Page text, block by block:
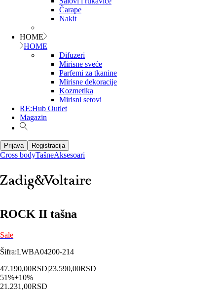
Čarape
Nakit
HOME
HOME
Difuzeri
Mirisne sveće
Parfemi za tkanine
Mirisne dekoracije
Kozmetika
Mirisni setovi
RE:Hub Outlet
Magazin
Prijava Registracija
Cross bodyTašneAksesoari
ROCK II tašna
Sale
Šifra:LWBA04200-214
47.190,00RSD|23.590,00RSD
51%+10%
21.231,00RSD